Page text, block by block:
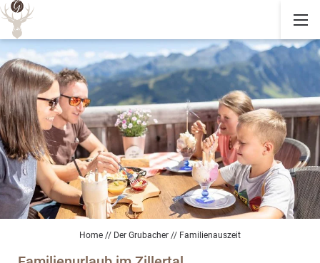
Home // Der Grubacher // Familienauszeit